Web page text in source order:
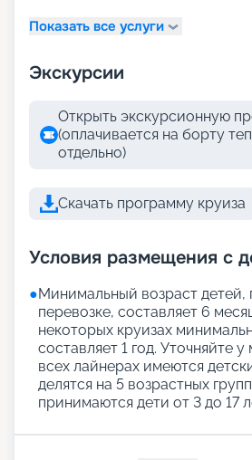
Показать все услуги
Экскурсии
Открыть экскурсионную
(оплачивается на борту
отдельно)
Скачать программу круиза
Условия размещения с
●Минимальный возраст
перевозке, составляет 6
некоторых круизах
составляет 1 год. Уточняйте
всех лайнерах имеются
делятся на 5 возрастных
принимаются дети от 3 до 17